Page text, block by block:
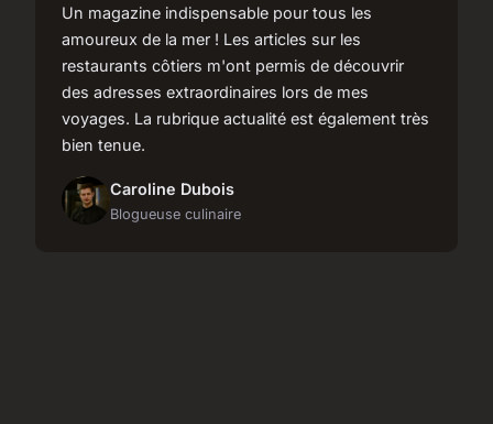
Un magazine indispensable pour tous les
amoureux de la mer ! Les articles sur les
restaurants côtiers m'ont permis de découvrir
des adresses extraordinaires lors de mes
voyages. La rubrique actualité est également très
bien tenue.
Caroline Dubois
Blogueuse culinaire